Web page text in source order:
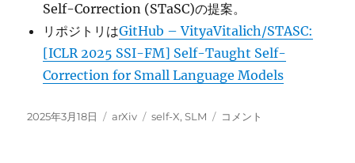
Self-Correction (STaSC)の提案。
リポジトリはGitHub – VityaVitalich/STASC:
[ICLR 2025 SSI-FM] Self-Taught Self-
Correction for Small Language Models
投
2025年3月18日
カ
arXiv
タ
self-X,SLM
Self-
コメント